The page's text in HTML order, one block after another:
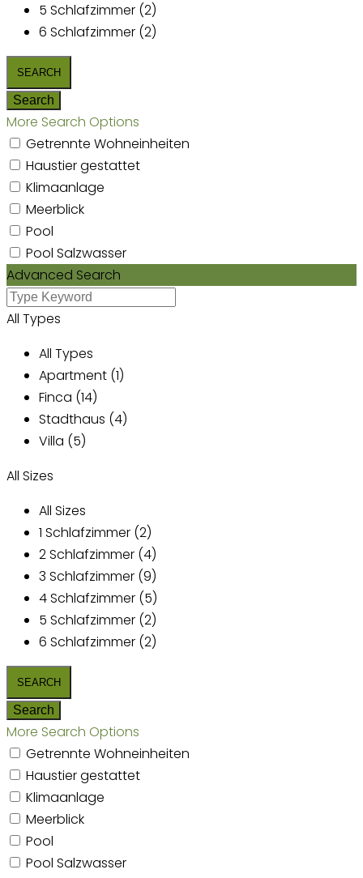
5 Schlafzimmer (2)
6 Schlafzimmer (2)
More Search Options
Getrennte Wohneinheiten
Haustier gestattet
Klimaanlage
Meerblick
Pool
Pool Salzwasser
Advanced Search
All Types
All Types
Apartment (1)
Finca (14)
Stadthaus (4)
Villa (5)
All Sizes
All Sizes
1 Schlafzimmer (2)
2 Schlafzimmer (4)
3 Schlafzimmer (9)
4 Schlafzimmer (5)
5 Schlafzimmer (2)
6 Schlafzimmer (2)
More Search Options
Getrennte Wohneinheiten
Haustier gestattet
Klimaanlage
Meerblick
Pool
Pool Salzwasser